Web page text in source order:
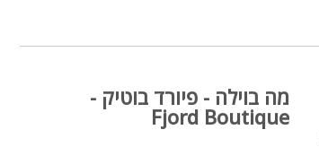
המתחם החיצוני בלילה
מה בוילה - פיורד בוטיק -
Fjord Boutique